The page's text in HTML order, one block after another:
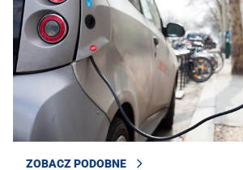
ZOBACZ PODOBNE